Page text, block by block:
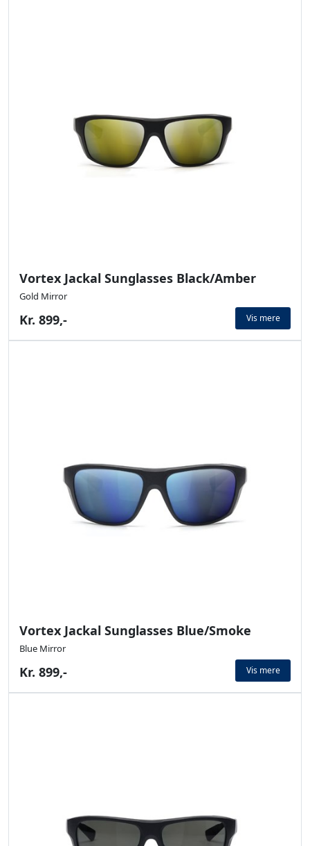
Vortex Jackal Sunglasses Black/Amber
Gold Mirror
Kr. 899,- Vis mere
Vortex Jackal Sunglasses Blue/Smoke
Blue Mirror
Kr. 899,- Vis mere